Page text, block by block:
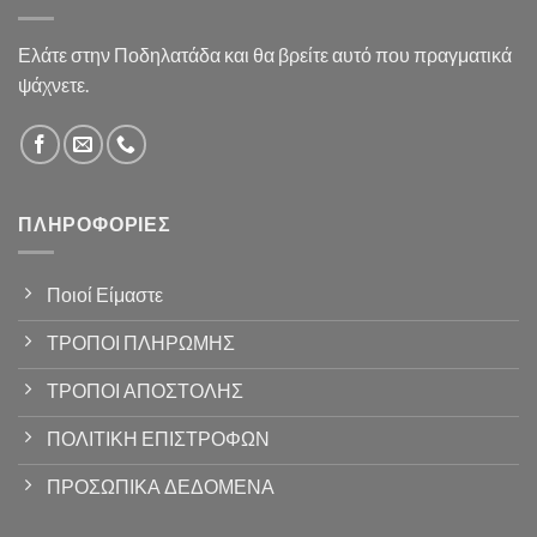
Ελάτε στην Ποδηλατάδα και θα βρείτε αυτό που πραγματικά
ψάχνετε.
ΠΛΗΡΟΦΟΡΊΕΣ
Ποιοί Είμαστε
ΤΡΟΠΟΙ ΠΛΗΡΩΜΗΣ
ΤΡΟΠΟΙ ΑΠΟΣΤΟΛΗΣ
ΠΟΛΙΤΙΚΗ ΕΠΙΣΤΡΟΦΩΝ
ΠΡΟΣΩΠΙΚΑ ΔΕΔΟΜΕΝΑ